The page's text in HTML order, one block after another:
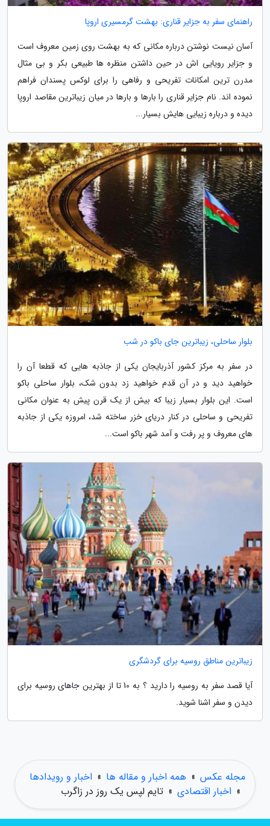
راهنمای سفر به جزایر قناری: بهشت گرمسیری اروپا
آسان نیست نوشتن درباره مکانی که به بهشت روی زمین معروف است
و جزایر رویایی اش در حین داشتن منظره ها طبیعی بکر و بی مثال
مدرن ترین امکانات تفریحی و رفاهی را برای لوکس پسندان فراهم
نموده اند. نام جزایر قناری را بارها و بارها در میان زیباترین مقاصد اروپا
دیده و درباره زیبایی هایش بسیار...
بلوار ساحلی، زیباترین جای باکو در شب
در سفر به مرکز کشور آذربایجان یکی از جاذبه هایی که قطعا آن را
خواهید دید و در آن قدم خواهید زد بدون شک، بلوار ساحلی باکو
است. این بلوار بسیار زیبا که بیش از یک قرن پیش به عنوان مکانی
تفریحی و ساحلی در کنار دریای خزر ساخته شد، امروزه یکی از جاذبه
های معروف و پر رفت و آمد شهر باکو است...
زیباترین مناطق روسیه برای گردشگری
آیا قصد سفر به روسیه را دارید ؟ به 10 تا از بهترین جاهای روسیه برای
دیدن و سفر اشنا شوید.
مجله عکس » همه اخبار و مقاله ها » اخبار و رویدادها
» اخبار اقتصادی » تایم لپس یک روز در زاگرب